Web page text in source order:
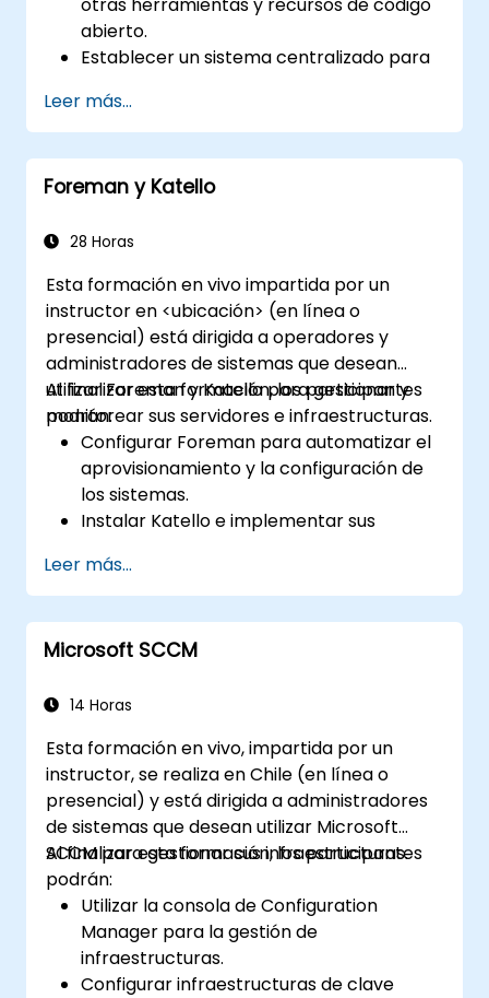
abierto.
Establecer un sistema centralizado para
del proyecto Ansible.
Operar herramientas de automatización
y recursos avanzados de Ansible para
lograr un enfoque de CI/CD.
aprovechando las características
equipos más grandes.
Mejorar la ejecución de tareas DevOps
dentro de la organización y optimizar las
existentes.
Integrar Ansible con plataformas
externas y aprovechar otras
herramientas de Ansible en beneficio de
la organización.
Leer más...
Foreman y Katello
28 Horas
Esta formación en vivo impartida por un
instructor en <ubicación> (en línea o
presencial) está dirigida a operadores y
administradores de sistemas que desean
utilizar Foreman y Katello para gestionar y
monitorear sus servidores e infraestructuras.
Al finalizar esta formación, los participantes
podrán:
Configurar Foreman para automatizar el
aprovisionamiento y la configuración de
los sistemas.
Instalar Katello e implementar sus
para crear, organizar y administrar
repositorios.
Rastrear los cambios en la
infraestructura utilizando las funciones de
Leer más...
Microsoft SCCM
14 Horas
Esta formación en vivo, impartida por un
instructor, se realiza en Chile (en línea o
presencial) y está dirigida a administradores
de sistemas que desean utilizar Microsoft
SCCM para gestionar sus infraestructuras.
Al finalizar esta formación, los participantes
podrán:
Utilizar la consola de Configuration
Manager para la gestión de
infraestructuras.
Configurar infraestructuras de clave